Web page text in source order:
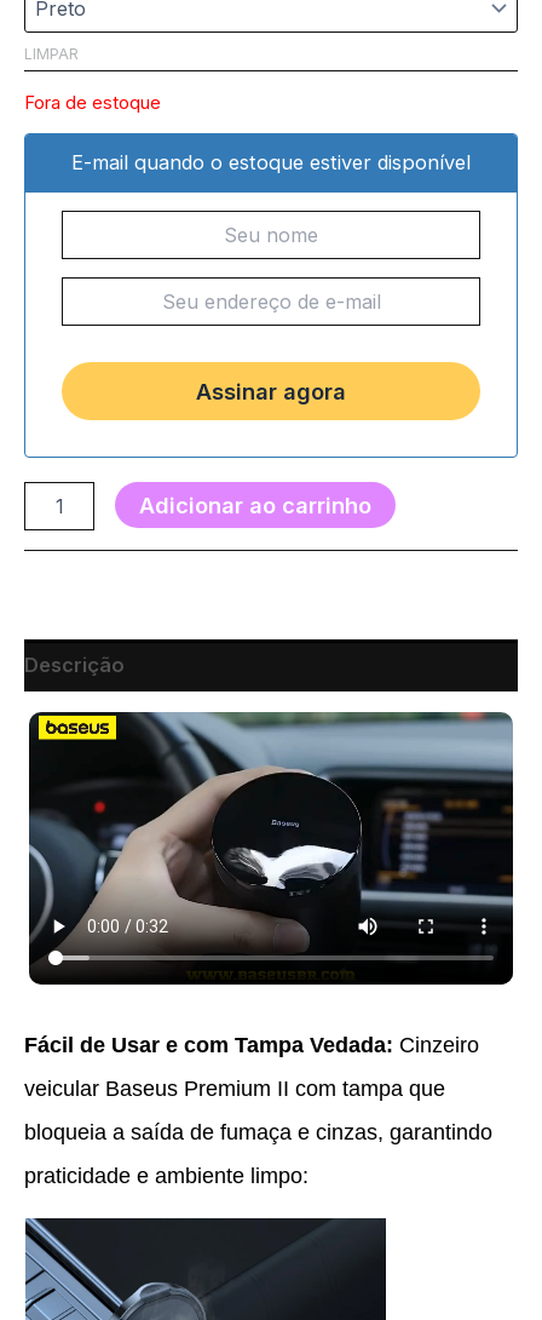
LIMPAR
Fora de estoque
E-mail quando o estoque estiver disponível
Adicionar ao carrinho
Descrição
Fácil de Usar e com Tampa Vedada: Cinzeiro
veicular Baseus Premium II com tampa que
bloqueia a saída de fumaça e cinzas, garantindo
praticidade e ambiente limpo: